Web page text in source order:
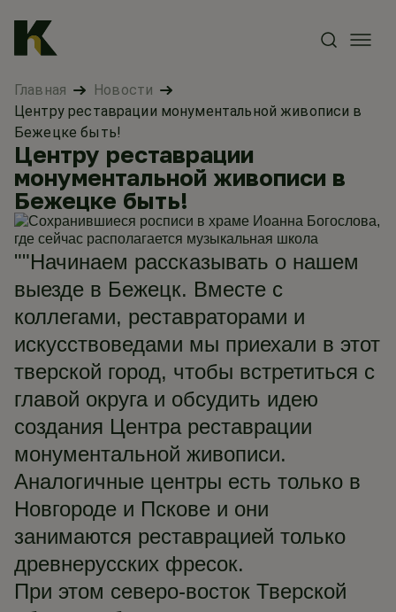
Главная
Новости
Центру реставрации монументальной живописи в
Бежецке быть!
Центру реставрации
монументальной живописи в
Бежецке быть!
""Начинаем рассказывать о нашем
выезде в Бежецк. Вместе с
коллегами, реставраторами и
искусствоведами мы приехали в этот
тверской город, чтобы встретиться с
главой округа и обсудить идею
создания Центра реставрации
монументальной живописи.
Аналогичные центры есть только в
Новгороде и Пскове и они
занимаются реставрацией только
древнерусских фресок.
При этом северо-восток Тверской